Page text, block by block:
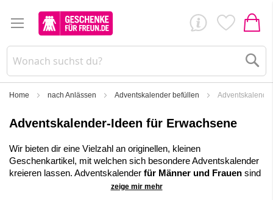
Home nach Anlässen Adventskalender befüllen
Adventskalender-Ideen für Erwachsene
Wir bieten dir eine Vielzahl an originellen, kleinen
Geschenkartikel, mit welchen sich besondere Adventskalender
kreieren lassen. Adventskalender für Männer und Frauen sind
zum Trend geworden. Immer mehr Erwachsene erfreuen sich
zeige mir mehr